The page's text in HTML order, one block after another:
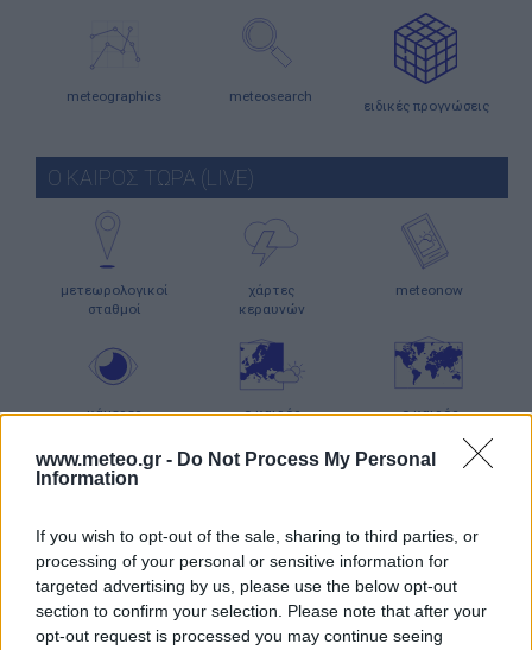
www.meteo.gr - Do Not Process My Personal
Information
If you wish to opt-out of the sale, sharing to third parties, or
processing of your personal or sensitive information for
targeted advertising by us, please use the below opt-out
section to confirm your selection. Please note that after your
opt-out request is processed you may continue seeing
meteographics meteosearch
ειδικές προγνώσεις
Ο ΚΑΙΡΟΣ ΤΩΡΑ (LIVE)
μετεωρολογικοί
σταθμοί
χάρτες
κεραυνών
meteonow
κάμερες
ο καιρός
ο καιρός
ΧΑΡΤΕΣ ΠΡΟΓΝΩΣΗΣ
χάρτες
κύματος
παραλιών